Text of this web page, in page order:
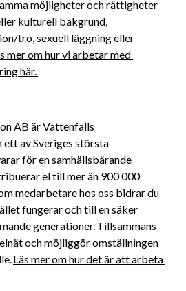
möjligheter och rättigheter
kulturell bakgrund,
tro, sexuell läggning eller
mer om hur vi arbetar med
här.
AB är Vattenfalls
av Sveriges största
för en samhällsbärande
el till mer än 900 000
medarbetare hos oss bidrar du
fungerar och till en säker
generationer. Tillsammans
och möjliggör omställningen
Läs mer om hur det är att arbeta